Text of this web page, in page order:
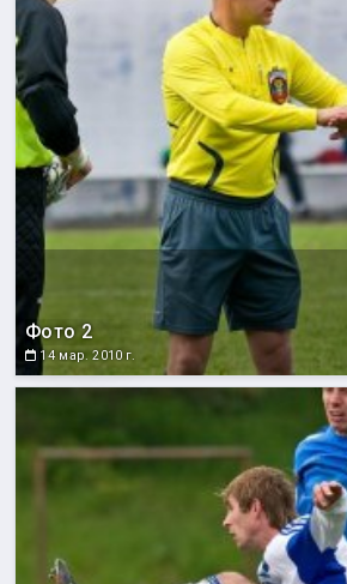
Фото 2
14 мар. 2010 г.